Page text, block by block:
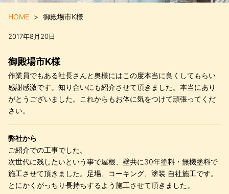
HOME 御殿場市K様
2017年8月20日
御殿場市K様
作業員でもある社長さんと奥様にはこの度本当に良くしてもらい
感謝感激です。知り合いにも紹介させて頂きました。本当にあり
がとうございました。これからもお体に気をつけて頑張ってくだ
さい。
弊社から
ご紹介での工事でした。
次世代に残したいという事で屋根、壁共に30年塗料・無機塗料で
施工させて頂きました。足場、コーキング、塗装 自社施工です。
とにかくがっちり長持ちするよう施工させて頂きました。